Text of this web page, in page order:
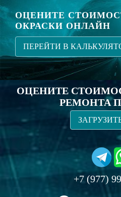
ОЦЕНИТЕ
ОКРАСКИ ОНЛАЙН
ПЕРЕЙТИ В
ОЦЕНИТЕ
РЕМОНТА
+7 (977)